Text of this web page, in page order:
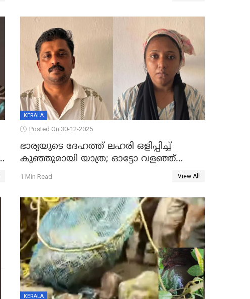
KERALA
Posted On 30-12-2025
ഭാര്യയുടെ ദേഹത്ത് ലഹരി ഒളിപ്പിച്ച്
കുഞ്ഞുമായി യാത്ര; ഓട്ടോ വളഞ്ഞ്
ദമ്പതികളെ പിടികൂടി പൊലീസ്
1 Min Read View All
KERALA